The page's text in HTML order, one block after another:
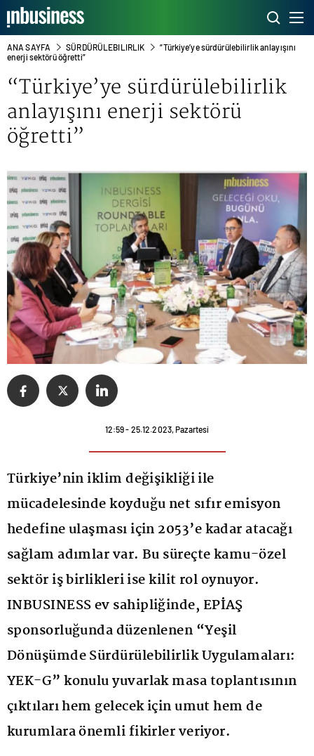
ANA SAYFA SÜRDÜRÜLEBILIRLIK
“Türkiye’ye sürdürülebilirlik anlayışını
enerji sektörü öğretti”
“Türkiye’ye sürdürülebilirlik
anlayışını enerji sektörü
öğretti”
12:59 - 25.12.2023, Pazartesi
Türkiye’nin iklim değişikliği ile
mücadelesinde koyduğu net sıfır emisyon
hedefine ulaşması için 2053’e kadar atacağı
sağlam adımlar var. Bu süreçte kamu-özel
sektör iş birlikleri ise kilit rol oynuyor.
INBUSINESS ev sahipliğinde, EPİAŞ
sponsorluğunda düzenlenen “Yeşil
Dönüşümde Sürdürülebilirlik Uygulamaları:
YEK-G” konulu yuvarlak masa toplantısının
çıktıları hem gelecek için umut hem de
kurumlara önemli fikirler veriyor.